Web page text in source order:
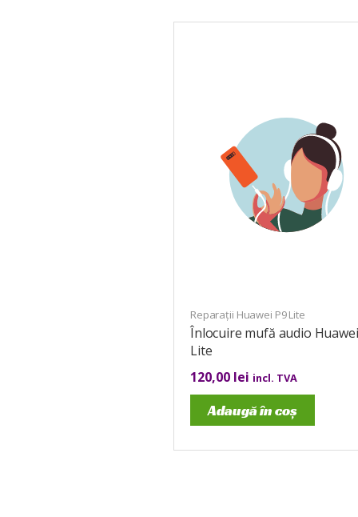
Reparații Huawei P9 Lite
Înlocuire mufă audio
Lite
120,00 lei incl. TVA
Adaugă în coș